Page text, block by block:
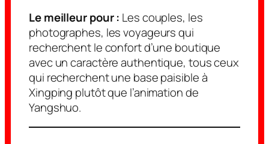
Le meilleur pour : Les couples, les
photographes, les voyageurs qui
recherchent le confort d’une boutique
avec un caractère authentique, tous ceux
qui recherchent une base paisible à
Xingping plutôt que l’animation de
Yangshuo.